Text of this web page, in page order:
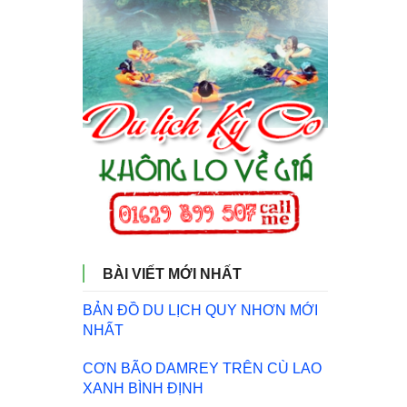
BÀI VIẾT MỚI NHẤT
BẢN ĐỒ DU LỊCH QUY NHƠN MỚI
NHẤT
CƠN BÃO DAMREY TRÊN CÙ LAO
XANH BÌNH ĐỊNH